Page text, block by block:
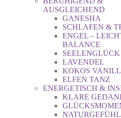
AUSGLEICHEND
GANESHA
SCHLAFEN &
ENGEL –
BALANCE
SEELENGLÜCK
LAVENDEL
KOKOS
ELFEN TANZ
ENERGETISCH &
KLARE
NATURGEFÜHL